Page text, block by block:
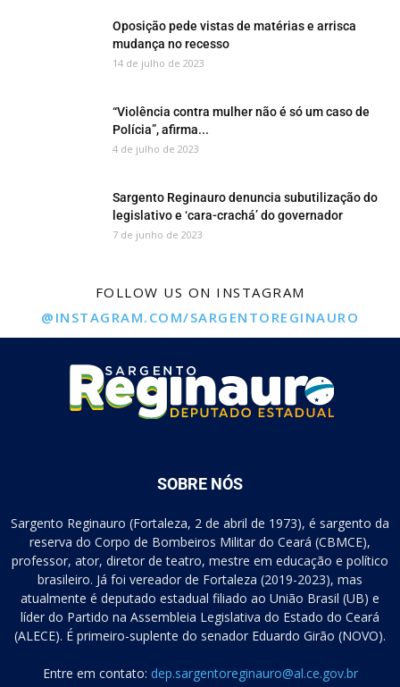
Oposição pede vistas de matérias e arrisca
mudança no recesso
14 de julho de 2023
“Violência contra mulher não é só um caso de
Polícia”, afirma...
4 de julho de 2023
Sargento Reginauro denuncia subutilização do
legislativo e ‘cara-crachá’ do governador
7 de junho de 2023
FOLLOW US ON INSTAGRAM
@INSTAGRAM.COM/SARGENTOREGINAURO
SOBRE NÓS
Sargento Reginauro (Fortaleza, 2 de abril de 1973), é sargento da
reserva do Corpo de Bombeiros Militar do Ceará (CBMCE),
professor, ator, diretor de teatro, mestre em educação e político
brasileiro. Já foi vereador de Fortaleza (2019-2023), mas
atualmente é deputado estadual filiado ao União Brasil (UB) e
líder do Partido na Assembleia Legislativa do Estado do Ceará
(ALECE). É primeiro-suplente do senador Eduardo Girão (NOVO).
Entre em contato: dep.sargentoreginauro@al.ce.gov.br